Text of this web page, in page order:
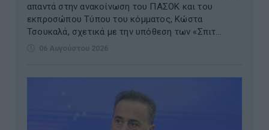
απαντά στην ανακοίνωση του ΠΑΣΟΚ και του
εκπροσώπου Τύπου του κόμματος, Κώστα
Τσουκαλά, σχετικά με την υπόθεση των «Σπιτ...